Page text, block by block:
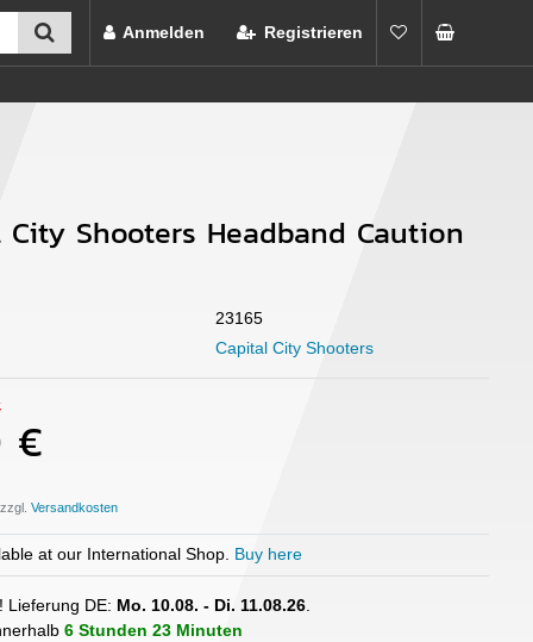
Anmelden Registrieren
City Shooters Headband Caution
23165
Capital City Shooters
€
at our International Shop. Buy here
Lieferung DE: Mo. 10.08. - Di. 11.08.26
6 Stunden 23 Minuten